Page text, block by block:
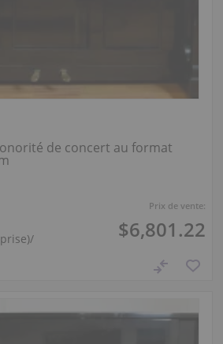
Prix de vente:
$6,801.22
de concert au format
/